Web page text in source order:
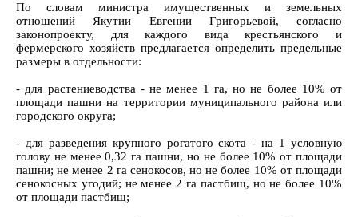
По словам министра имущественных и земельных
отношений Якутии Евгении Григорьевой, согласно
законопроекту, для каждого вида крестьянского и
фермерского хозяйств предлагается определить предельные
размеры в отдельности:
- для растениеводства - не менее 1 га, но не более 10% от
площади пашни на территории муниципального района или
городского округа;
- для разведения крупного рогатого скота - на 1 условную
голову не менее 0,32 га пашни, но не более 10% от площади
пашни; не менее 2 га сенокосов, но не более 10% от площади
сенокосных угодий; не менее 2 га пастбищ, но не более 10%
от площади пастбищ;